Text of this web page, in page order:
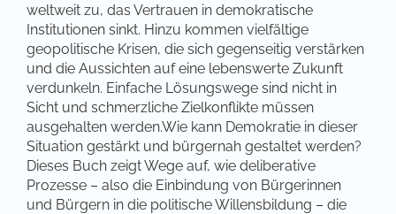
weltweit zu, das Vertrauen in demokratische
Institutionen sinkt. Hinzu kommen vielfältige
geopolitische Krisen, die sich gegenseitig verstärken
und die Aussichten auf eine lebenswerte Zukunft
verdunkeln. Einfache Lösungswege sind nicht in
Sicht und schmerzliche Zielkonflikte müssen
ausgehalten werden.Wie kann Demokratie in dieser
Situation gestärkt und bürgernah gestaltet werden?
Dieses Buch zeigt Wege auf, wie deliberative
Prozesse – also die Einbindung von Bürgerinnen
und Bürgern in die politische Willensbildung – die